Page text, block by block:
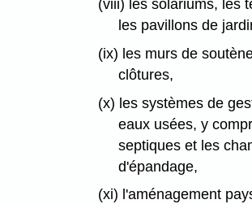
(viii) les solariums, les
les pavillons de
(ix) les murs de
clôtures,
(x) les systèmes de
eaux usées, y
septiques et les
d'épandage,
(xi) l'aménagement